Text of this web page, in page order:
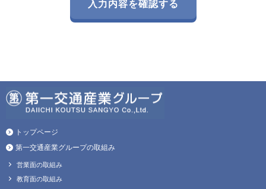
トップページ
第一交通産業グループの取組み
営業面の取組み
教育面の取組み